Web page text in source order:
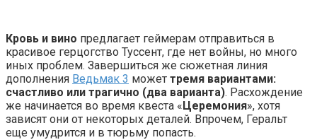
Кровь и вино предлагает геймерам отправиться в
красивое герцогство Туссент, где нет войны, но много
иных проблем. Завершиться же сюжетная линия
дополнения Ведьмак 3 может тремя вариантами:
счастливо или трагично (два варианта). Расхождение
же начинается во время квеста «Церемония», хотя
зависят они от некоторых деталей. Впрочем, Геральт
еще умудрится и в тюрьму попасть.